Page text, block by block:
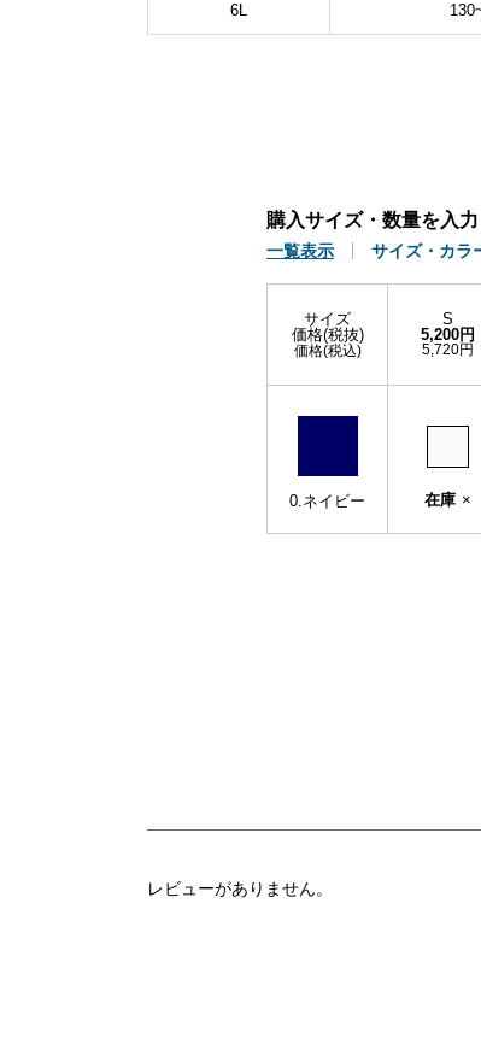
6L
購入サイズ・数量を入力
一覧表示 サイズ・カラ
サイズ
価格(税抜)
価格(税込)
S
5,200円
5,720円
0.ネイビー 在庫 ×
レビューがありません。